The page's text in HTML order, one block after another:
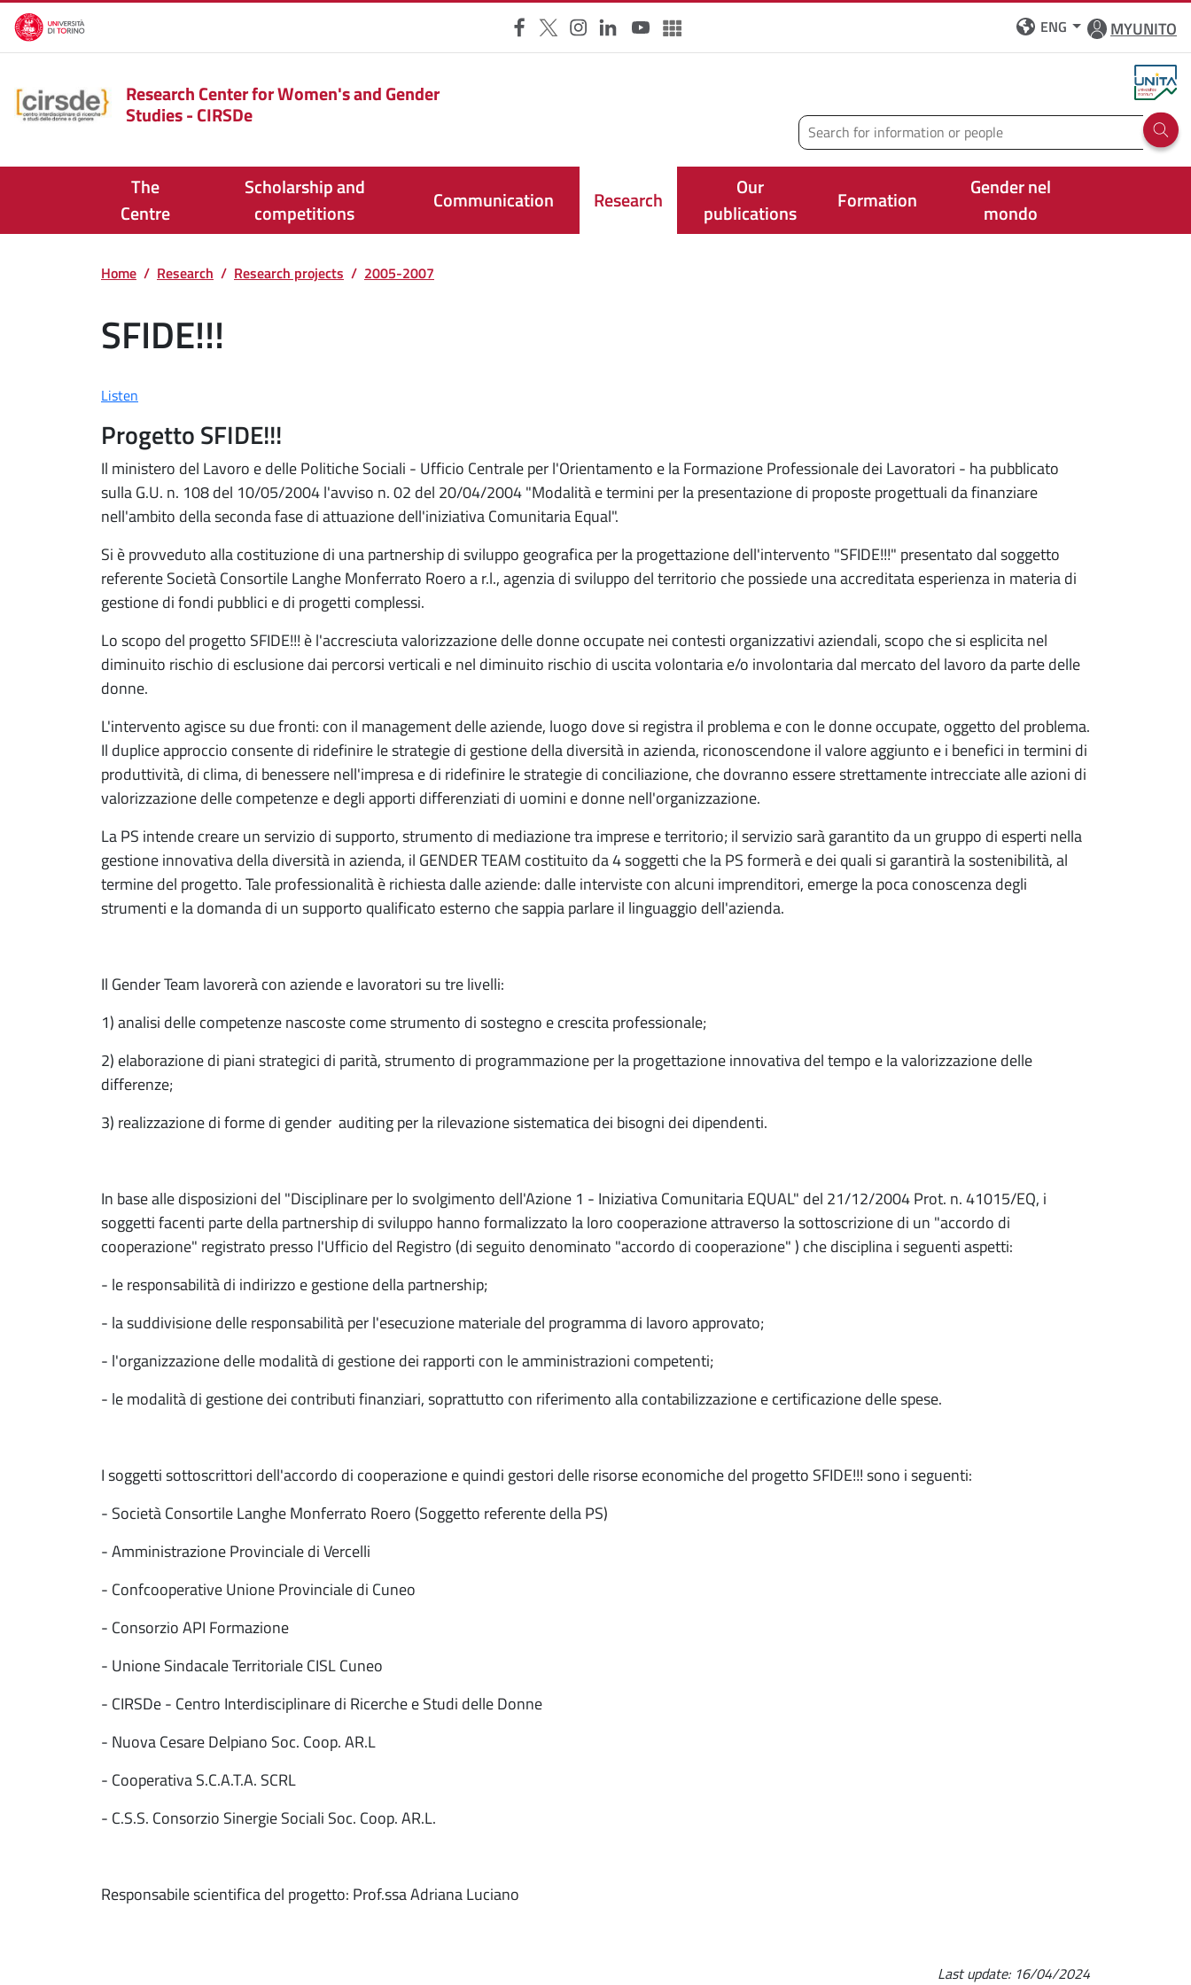
Skip to main content
Facebook
X Instagram
LinkedInYouTubeAltri social
ENG MYUNITO
Research Center for Women's and Gender
Studies - CIRSDe Search
Run
The
Centre
Scholarship and
competitions
Communication Research
Our
publications
Formation
Gender nel
mondo
Home Research Research projects 2005-2007
SFIDE!!!
Listen
Progetto SFIDE!!!
Il ministero del Lavoro e delle Politiche Sociali - Ufficio Centrale per l'Orientamento e la Formazione Professionale dei Lavoratori - ha pubblicato
sulla G.U. n. 108 del 10/05/2004 l'avviso n. 02 del 20/04/2004 "Modalità e termini per la presentazione di proposte progettuali da finanziare
nell'ambito della seconda fase di attuazione dell'iniziativa Comunitaria Equal".
Si è provveduto alla costituzione di una partnership di sviluppo geografica per la progettazione dell'intervento "SFIDE!!!" presentato dal soggetto
referente Società Consortile Langhe Monferrato Roero a r.l., agenzia di sviluppo del territorio che possiede una accreditata esperienza in materia di
gestione di fondi pubblici e di progetti complessi.
Lo scopo del progetto SFIDE!!! è l'accresciuta valorizzazione delle donne occupate nei contesti organizzativi aziendali, scopo che si esplicita nel
diminuito rischio di esclusione dai percorsi verticali e nel diminuito rischio di uscita volontaria e/o involontaria dal mercato del lavoro da parte delle
donne.
L'intervento agisce su due fronti: con il management delle aziende, luogo dove si registra il problema e con le donne occupate, oggetto del problema.
Il duplice approccio consente di ridefinire le strategie di gestione della diversità in azienda, riconoscendone il valore aggiunto e i benefici in termini di
produttività, di clima, di benessere nell'impresa e di ridefinire le strategie di conciliazione, che dovranno essere strettamente intrecciate alle azioni di
valorizzazione delle competenze e degli apporti differenziati di uomini e donne nell'organizzazione.
La PS intende creare un servizio di supporto, strumento di mediazione tra imprese e territorio; il servizio sarà garantito da un gruppo di esperti nella
gestione innovativa della diversità in azienda, il GENDER TEAM costituito da 4 soggetti che la PS formerà e dei quali si garantirà la sostenibilità, al
termine del progetto. Tale professionalità è richiesta dalle aziende: dalle interviste con alcuni imprenditori, emerge la poca conoscenza degli
strumenti e la domanda di un supporto qualificato esterno che sappia parlare il linguaggio dell'azienda.
Il Gender Team lavorerà con aziende e lavoratori su tre livelli:
1) analisi delle competenze nascoste come strumento di sostegno e crescita professionale;
2) elaborazione di piani strategici di parità, strumento di programmazione per la progettazione innovativa del tempo e la valorizzazione delle
differenze;
3) realizzazione di forme di gender auditing per la rilevazione sistematica dei bisogni dei dipendenti.
In base alle disposizioni del "Disciplinare per lo svolgimento dell'Azione 1 - Iniziativa Comunitaria EQUAL" del 21/12/2004 Prot. n. 41015/EQ, i
soggetti facenti parte della partnership di sviluppo hanno formalizzato la loro cooperazione attraverso la sottoscrizione di un "accordo di
cooperazione" registrato presso l'Ufficio del Registro (di seguito denominato "accordo di cooperazione" ) che disciplina i seguenti aspetti:
- le responsabilità di indirizzo e gestione della partnership;
- la suddivisione delle responsabilità per l'esecuzione materiale del programma di lavoro approvato;
- l'organizzazione delle modalità di gestione dei rapporti con le amministrazioni competenti;
- le modalità di gestione dei contributi finanziari, soprattutto con riferimento alla contabilizzazione e certificazione delle spese.
I soggetti sottoscrittori dell'accordo di cooperazione e quindi gestori delle risorse economiche del progetto SFIDE!!! sono i seguenti:
- Società Consortile Langhe Monferrato Roero (Soggetto referente della PS)
- Amministrazione Provinciale di Vercelli
- Confcooperative Unione Provinciale di Cuneo
- Consorzio API Formazione
- Unione Sindacale Territoriale CISL Cuneo
- CIRSDe - Centro Interdisciplinare di Ricerche e Studi delle Donne
- Nuova Cesare Delpiano Soc. Coop. AR.L
- Cooperativa S.C.A.T.A. SCRL
- C.S.S. Consorzio Sinergie Sociali Soc. Coop. AR.L.
Responsabile scientifica del progetto: Prof.ssa Adriana Luciano
Last update: 16/04/2024